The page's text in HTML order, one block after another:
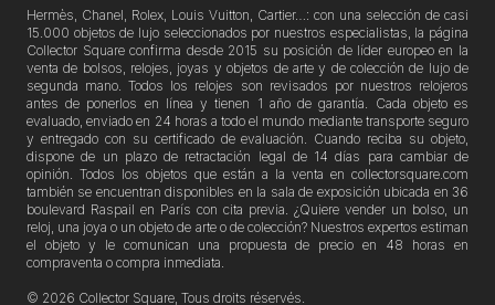
Hermès, Chanel, Rolex, Louis Vuitton, Cartier…: con una selección de casi
15.000 objetos de lujo seleccionados por nuestros especialistas, la página
Collector Square confirma desde 2015 su posición de líder europeo en la
venta de bolsos, relojes, joyas y objetos de arte y de colección de lujo de
segunda mano. Todos los relojes son revisados por nuestros relojeros
antes de ponerlos en línea y tienen 1 año de garantía. Cada objeto es
evaluado, enviado en 24 horas a todo el mundo mediante transporte seguro
y entregado con su certificado de evaluación. Cuando reciba su objeto,
dispone de un plazo de retractación legal de 14 días para cambiar de
opinión. Todos los objetos que están a la venta en collectorsquare.com
también se encuentran disponibles en la sala de exposición ubicada en 36
boulevard Raspail en París con cita previa. ¿Quiere vender un bolso, un
reloj, una joya o un objeto de arte o de colección? Nuestros expertos estiman
el objeto y le comunican una propuesta de precio en 48 horas en
compraventa o compra inmediata.
© 2026 Collector Square, Tous droits réservés.